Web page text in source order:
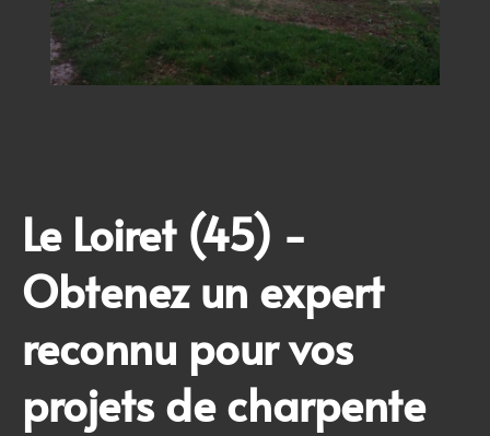
Le Loiret (45) -
Obtenez un expert
reconnu pour vos
projets de charpente